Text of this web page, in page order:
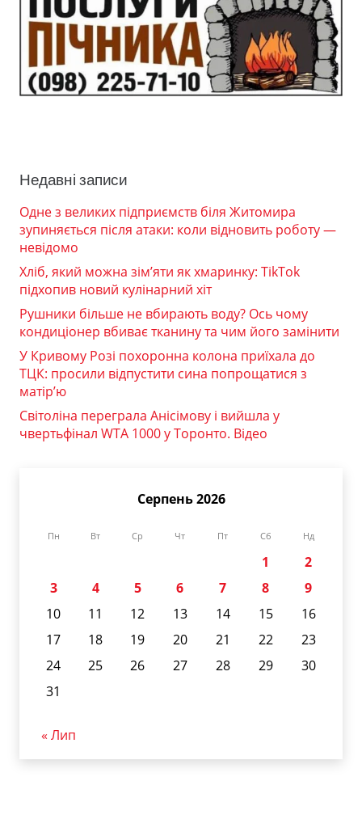
Недавні записи
Одне з великих підприємств біля Житомира
зупиняється після атаки: коли відновить роботу —
невідомо
Хліб, який можна зім’яти як хмаринку: TikTok
підхопив новий кулінарний хіт
Рушники більше не вбирають воду? Ось чому
кондиціонер вбиває тканину та чим його замінити
У Кривому Розі похоронна колона приїхала до
ТЦК: просили відпустити сина попрощатися з
матір’ю
Світоліна переграла Анісімову і вийшла у
чвертьфінал WTA 1000 у Торонто. Відео
Серпень 2026
Пн Вт Ср Чт Пт Сб Нд
1
2
3
4 5 6 7 8
9
10
11 12 13 14 15
16
17
18 19 20 21 22
23
24
25 26 27 28 29
30
31
« Лип